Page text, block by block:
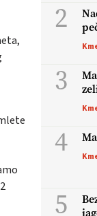
2
3
4
5